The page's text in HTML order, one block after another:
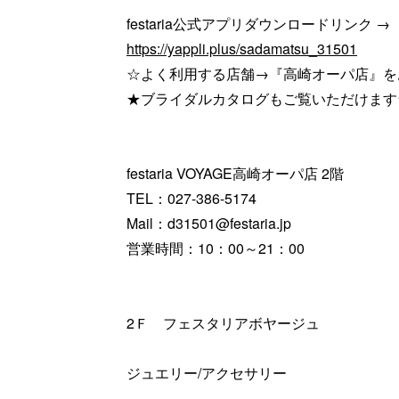
festaria公式アプリダウンロードリンク →
https://yappli.plus/sadamatsu_31501
☆よく利用する店舗→『高崎オーパ店』
★ブライダルカタログもご覧いただけま
festaria VOYAGE高崎オーパ店 2階
TEL：027-386-5174
Mail：d31501@festaria.jp
営業時間：10：00～21：00
2Ｆ フェスタリアボヤージュ
ジュエリー/アクセサリー